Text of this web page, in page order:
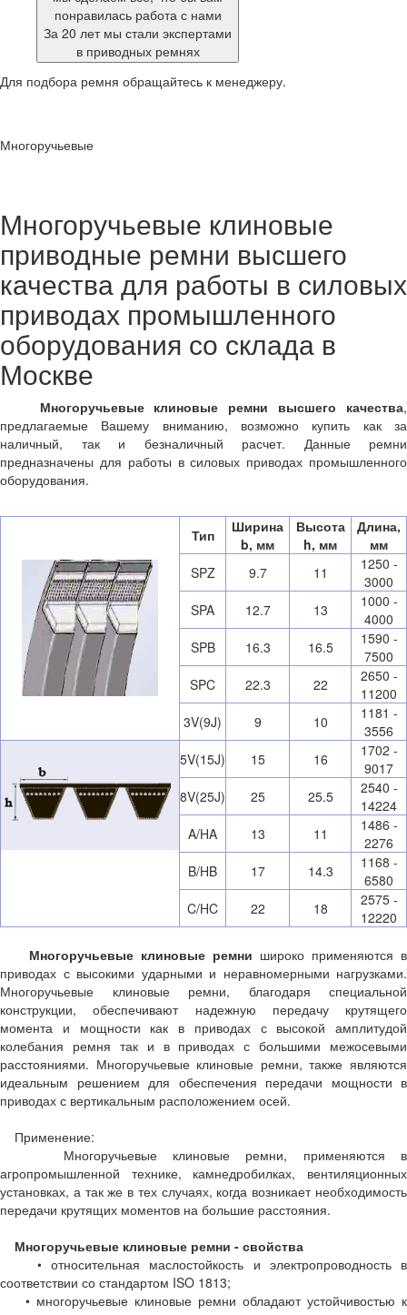
понравилась работа с нами
За 20 лет мы стали экспертами
в приводных ремнях
Для подбора ремня обращайтесь к менеджеру.
Многоручьевые
Многоручьевые клиновые
приводные ремни высшего
качества для работы в силовых
приводах промышленного
оборудования со склада в
Москве
Многоручьевые клиновые ремни высшего качества,
предлагаемые Вашему вниманию, возможно купить как за
наличный, так и безналичный расчет. Данные ремни
предназначены для работы в силовых приводах промышленного
оборудования.
Тип
Ширина
b, мм
Высота
h, мм
Длина,
мм
SPZ
9.7 11
1250 -
3000
SPA
12.7 13
1000 -
4000
SPB
16.3 16.5
1590 -
7500
SPC
22.3 22
2650 -
11200
3V(9J)
9 10
1181 -
3556
5V(15J)
15 16
1702 -
9017
8V(25J)
25 25.5
2540 -
14224
A/HA
13 11
1486 -
2276
B/HB
17 14.3
1168 -
6580
C/HC
22 18
2575 -
12220
Многоручьевые клиновые ремни широко применяются в
приводах с высокими ударными и неравномерными нагрузками.
Многоручьевые клиновые ремни, благодаря специальной
конструкции, обеспечивают надежную передачу крутящего
момента и мощности как в приводах с высокой амплитудой
колебания ремня так и в приводах с большими межосевыми
расстояниями. Многоручьевые клиновые ремни, также являются
идеальным решением для обеспечения передачи мощности в
приводах с вертикальным расположением осей.
Применение:
Многоручьевые клиновые ремни, применяются в
агропромышленной технике, камнедробилках, вентиляционных
установках, а так же в тех случаях, когда возникает необходимость
передачи крутящих моментов на большие расстояния.
Многоручьевые клиновые ремни - свойства
• относительная маслостойкость и электропроводность в
соответствии со стандартом ISO 1813;
• многоручьевые клиновые ремни обладают устойчивостью к